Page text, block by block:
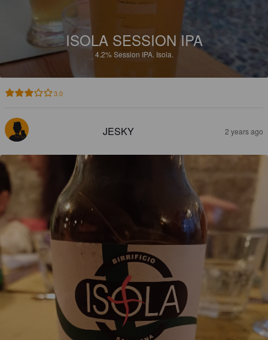
ISOLA SESSION IPA
4.2%Session IPA. Isola.
3.0
JESKY 2 years ago